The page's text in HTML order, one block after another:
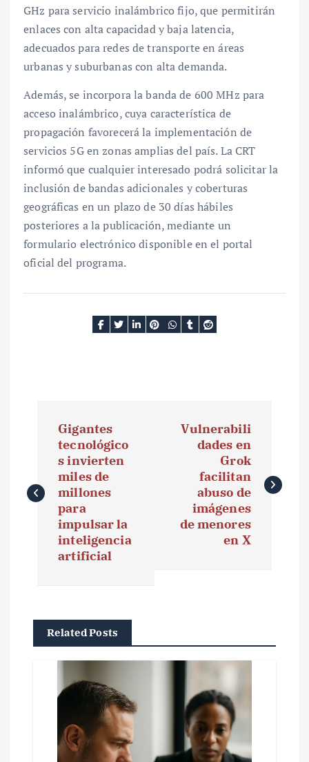
GHz para servicio inalámbrico fijo, que permitirán
enlaces con alta capacidad y baja latencia,
adecuados para redes de transporte en áreas
urbanas y suburbanas con alta demanda.
Además, se incorpora la banda de 600 MHz para
acceso inalámbrico, cuya característica de
propagación favorecerá la implementación de
servicios 5G en zonas amplias del país. La CRT
informó que cualquier interesado podrá solicitar la
inclusión de bandas adicionales y coberturas
geográficas en un plazo de 30 días hábiles
posteriores a la publicación, mediante un
formulario electrónico disponible en el portal
oficial del programa.
e
Gigantes
tecnológico
s invierten
miles de
millones
para
impulsar la
inteligencia
artificial
Vulnerabili
dades en
Grok
facilitan
abuso de
imágenes
de menores
en X
Related Posts